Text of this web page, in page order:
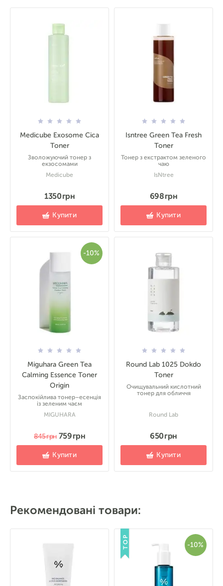
Medicube Exosome Cica
Toner
Зволожуючий тонер з
екзосомами
Medicube
1350 грн
Купити
Isntree Green Tea Fresh
Toner
Тонер з екстрактом зеленого
чаю
IsNtree
698 грн
Купити
-10%
Miguhara Green Tea
Calming Essence Toner
Origin
Заспокійлива тонер–есенція
із зеленим чаєм
MIGUHARA
845 грн 759 грн
Купити
Round Lab 1025 Dokdo
Toner
Очищувальний кислотний
тонер для обличчя
Round Lab
650 грн
Купити
Рекомендовані товари:
TOP -10%